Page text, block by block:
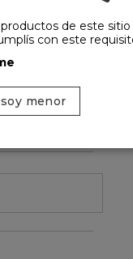
de este
con este